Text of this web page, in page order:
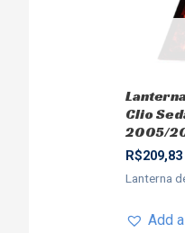
Clio
2005/
R$209,83
Lanterna
Add